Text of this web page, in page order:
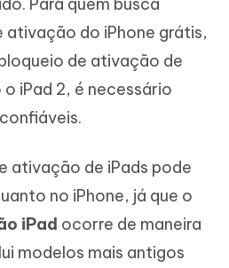
ativação do iPhone grátis,
de ativação de
iPad 2, é necessário
ativação de iPads pode
no iPhone, já que o
iPad ocorre de maneira
modelos mais antigos